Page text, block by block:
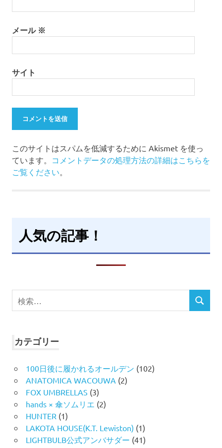
メール ※
サイト
このサイトはスパムを低減するために Akismet を使っ
ています。 コメントデータの処理方法の詳細はこちらを
ご覧ください。
人気の記事！
検
索
検
カテゴリー
100日後に履かれるオールデン (102)
ANATOMICA WACOUWA (2)
FOX UMBRELLAS (3)
hands × 傘ソムリエ (2)
HUNTER (1)
LAKOTA HOUSE(K.T. Lewiston) (1)
LIGHTBULB公式アンバサダー (41)